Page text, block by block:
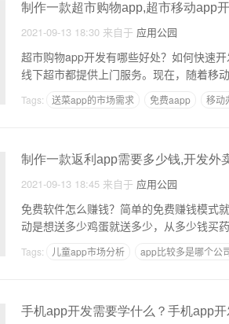
制作一款超市购物app,超市移动app
2021-09-13 18:30 来自于 应用公园
超市购物app开发有哪些好处？如何快速
Tags: 送菜app的市场需求 免费aapp 移动
制作一款返利app需要多少钱,开发外
2021-09-13 18:45 来自于 应用公园
免费软件怎么赚钱？简单的免费赚钱模式
动是想送多少鸡蛋就送多少，从多少钱买
Tags: 儿童app市场分析 app比较多是哪个公
手机app开发需要学什么？手机app